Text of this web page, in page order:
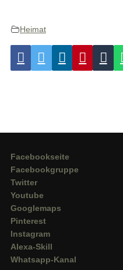
Heimat
Facebookseite
Facebookgruppe
Twitter
Youtube
Googlemaps
Pinterest
Instagram
Alexa-Skill
Whatsapp-Kanal